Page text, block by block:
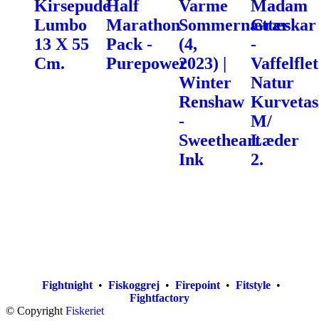
Kirsepude
Lumbo
13 X 55
Cm.
Half
Marathon
Pack -
Purepower
Varme
Sommernætter
(4,
2023) |
Winter
Renshaw
-
Sweetheart
Ink
Madam
Græskar
-
Vaffelflet
Natur
M/
Læder
2.
Fightnight• Fiskoggrej• Firepoint• Fitstyle•
Fightfactory
© Copyright Fiskeriet